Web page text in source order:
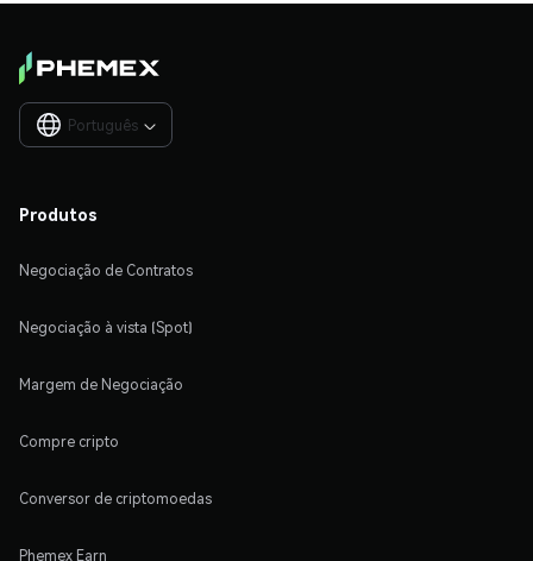
Português 
Produtos
Negociação de Contratos
Negociação à vista (Spot)
Margem de Negociação
Compre cripto
Conversor de criptomoedas
Phemex Earn